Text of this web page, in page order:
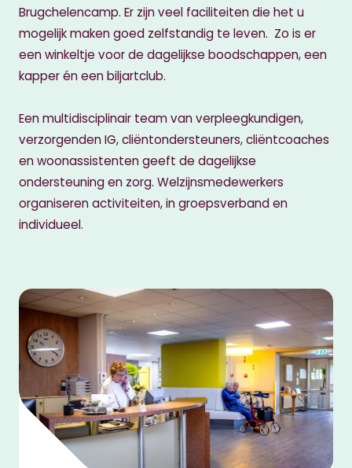
Brugchelencamp. Er zijn veel faciliteiten die het u
mogelijk maken goed zelfstandig te leven. Zo is er
een winkeltje voor de dagelijkse boodschappen, een
kapper én een biljartclub.
Een multidisciplinair team van verpleegkundigen,
verzorgenden IG, cliëntondersteuners, cliëntcoaches
en woonassistenten geeft de dagelijkse
ondersteuning en zorg. Welzijnsmedewerkers
organiseren activiteiten, in groepsverband en
individueel.